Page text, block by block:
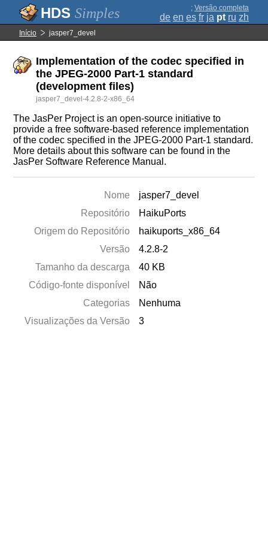
Simples ; Versão completa
de en es fr ja pt ru zh
Início jasper7_devel
Implementation of the codec specified in
the JPEG-2000 Part-1 standard
(development files)
jasper7_devel-4.2.8-2-x86_64
The JasPer Project is an open-source initiative to
provide a free software-based reference implementation
of the codec specified in the JPEG-2000 Part-1 standard.
More details about this software can be found in the
JasPer Software Reference Manual.
Nome
jasper7_devel
Repositório
HaikuPorts
Origem do Repositório
haikuports_x86_64
Versão
4.2.8-2
Tamanho da descarga
40 KB
Código-fonte disponível
Não
Categorias
Nenhuma
Visualizações da Versão
3